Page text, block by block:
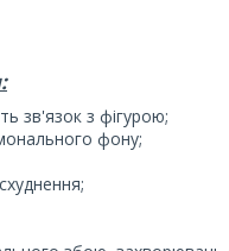
зв'язок з фігурою;
фону;